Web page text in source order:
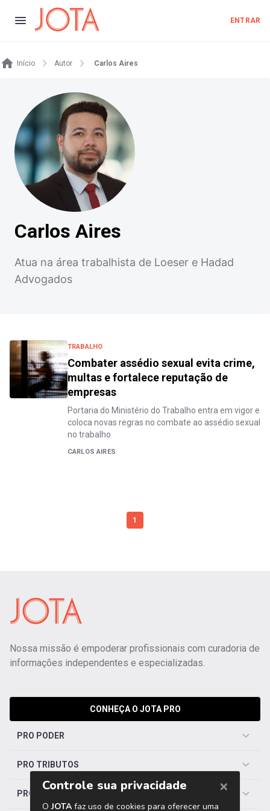
ENTRAR
Início Autor Carlos Aires
Carlos Aires
Atua na área trabalhista de Loeser e Hadad
Advogados
TRABALHO
Combater assédio sexual evita crime,
multas e fortalece reputação de
empresas
Portaria do Ministério do Trabalho entra em vigor e
coloca novas regras no combate ao assédio sexual
no trabalho
CARLOS AIRES
1
Nossa missão é empoderar profissionais com curadoria de
informações independentes e especializadas.
CONHEÇA O JOTA PRO
PRO PODER
PRO TRIBUTOS
PRO TRABALHISTA